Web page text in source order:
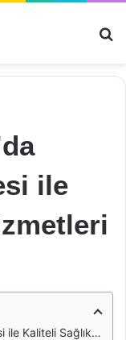
ile
Sağlık Hizmetleri